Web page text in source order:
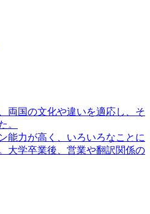
両国の文化や違いを適応し、そ
。
能力が高く、いろいろなことに
大学卒業後、営業や翻訳関係の